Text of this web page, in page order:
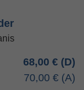
68,00 €
70,00 €